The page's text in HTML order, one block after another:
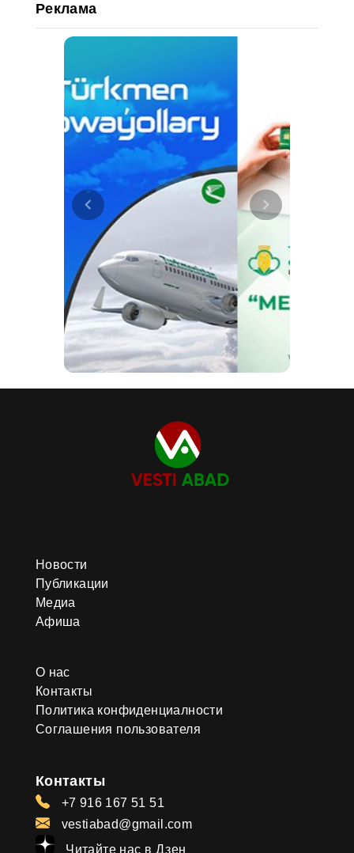
Реклама
Новости
Публикации
Медиа
Афиша
О нас
Контакты
Политика конфиденциалности
Соглашения пользователя
Контакты
+7 916 167 51 51
vestiabad@gmail.com
Читайте нас в Дзен